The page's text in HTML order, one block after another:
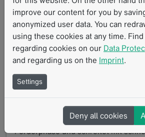
Ein Blick auf das BORN-
Interview mit Dr. Maurice
Klinik und Poliklinik für
Klinikum
Das Bayernweite Onkologische
(BORN) befindet sich
Förderphase und schreitet mit
improve our content for you by
anonymized user data. You can
using these cookies at any time.
regarding cookies on our Data
and regarding us on the Imprint.
Settings
Deny all cookies